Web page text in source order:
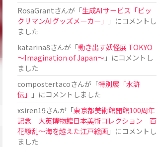
RosaGrantさんが「生成AIサービス「ビッ
クリマンAIグッズメーカー」
」にコメントし
ました
katarina8さんが「動き出す妖怪展 TOKYO
〜Imagination of Japan〜」にコメントし
ました
compostertacoさんが「特別展「水滸
伝」
」にコメントしました
xsiren19さんが「東京都美術館開館100周年
記念 大英博物館日本美術コレクション 百
花繚乱～海を越えた江戸絵画」にコメントし
ました